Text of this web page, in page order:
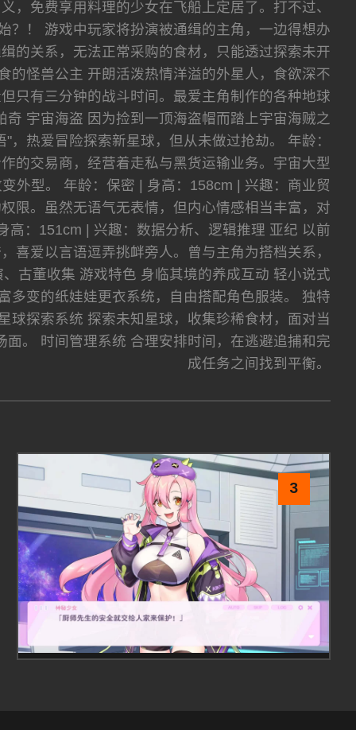
，免费享用料理的少女在飞船上定居了。打不过、
？！ 游戏中玩家将扮演被通缉的主角，一边得想办
的关系，无法正常采购的食材，只能透过探索未开
怪兽公主 开朗活泼热情洋溢的外星人，食欲深不
只有三分钟的战斗时间。最爱主角制作的各种地球
宇宙海盗 因为捡到一顶海盗帽而踏上宇宙海贼之
热爱冒险探索新星球，但从未做过抢劫。 年龄：
的交易商，经营着走私与黑货运输业务。宇宙大型
外型。 年龄：保密 | 身高：158cm | 兴趣：商业贸
限。虽然无语气无表情，但内心情感相当丰富，对
：151cm | 兴趣：数据分析、逻辑推理 亚纪 以前
喜爱以言语逗弄挑衅旁人。曾与主角为搭档关系，
古董收集 游戏特色 身临其境的养成互动 轻小说式
多变的纸娃娃更衣系统，自由搭配角色服装。 独特
球探索系统 探索未知星球，收集珍稀食材，面对当
。 时间管理系统 合理安排时间，在逃避追捕和完
成任务之间找到平衡。
3